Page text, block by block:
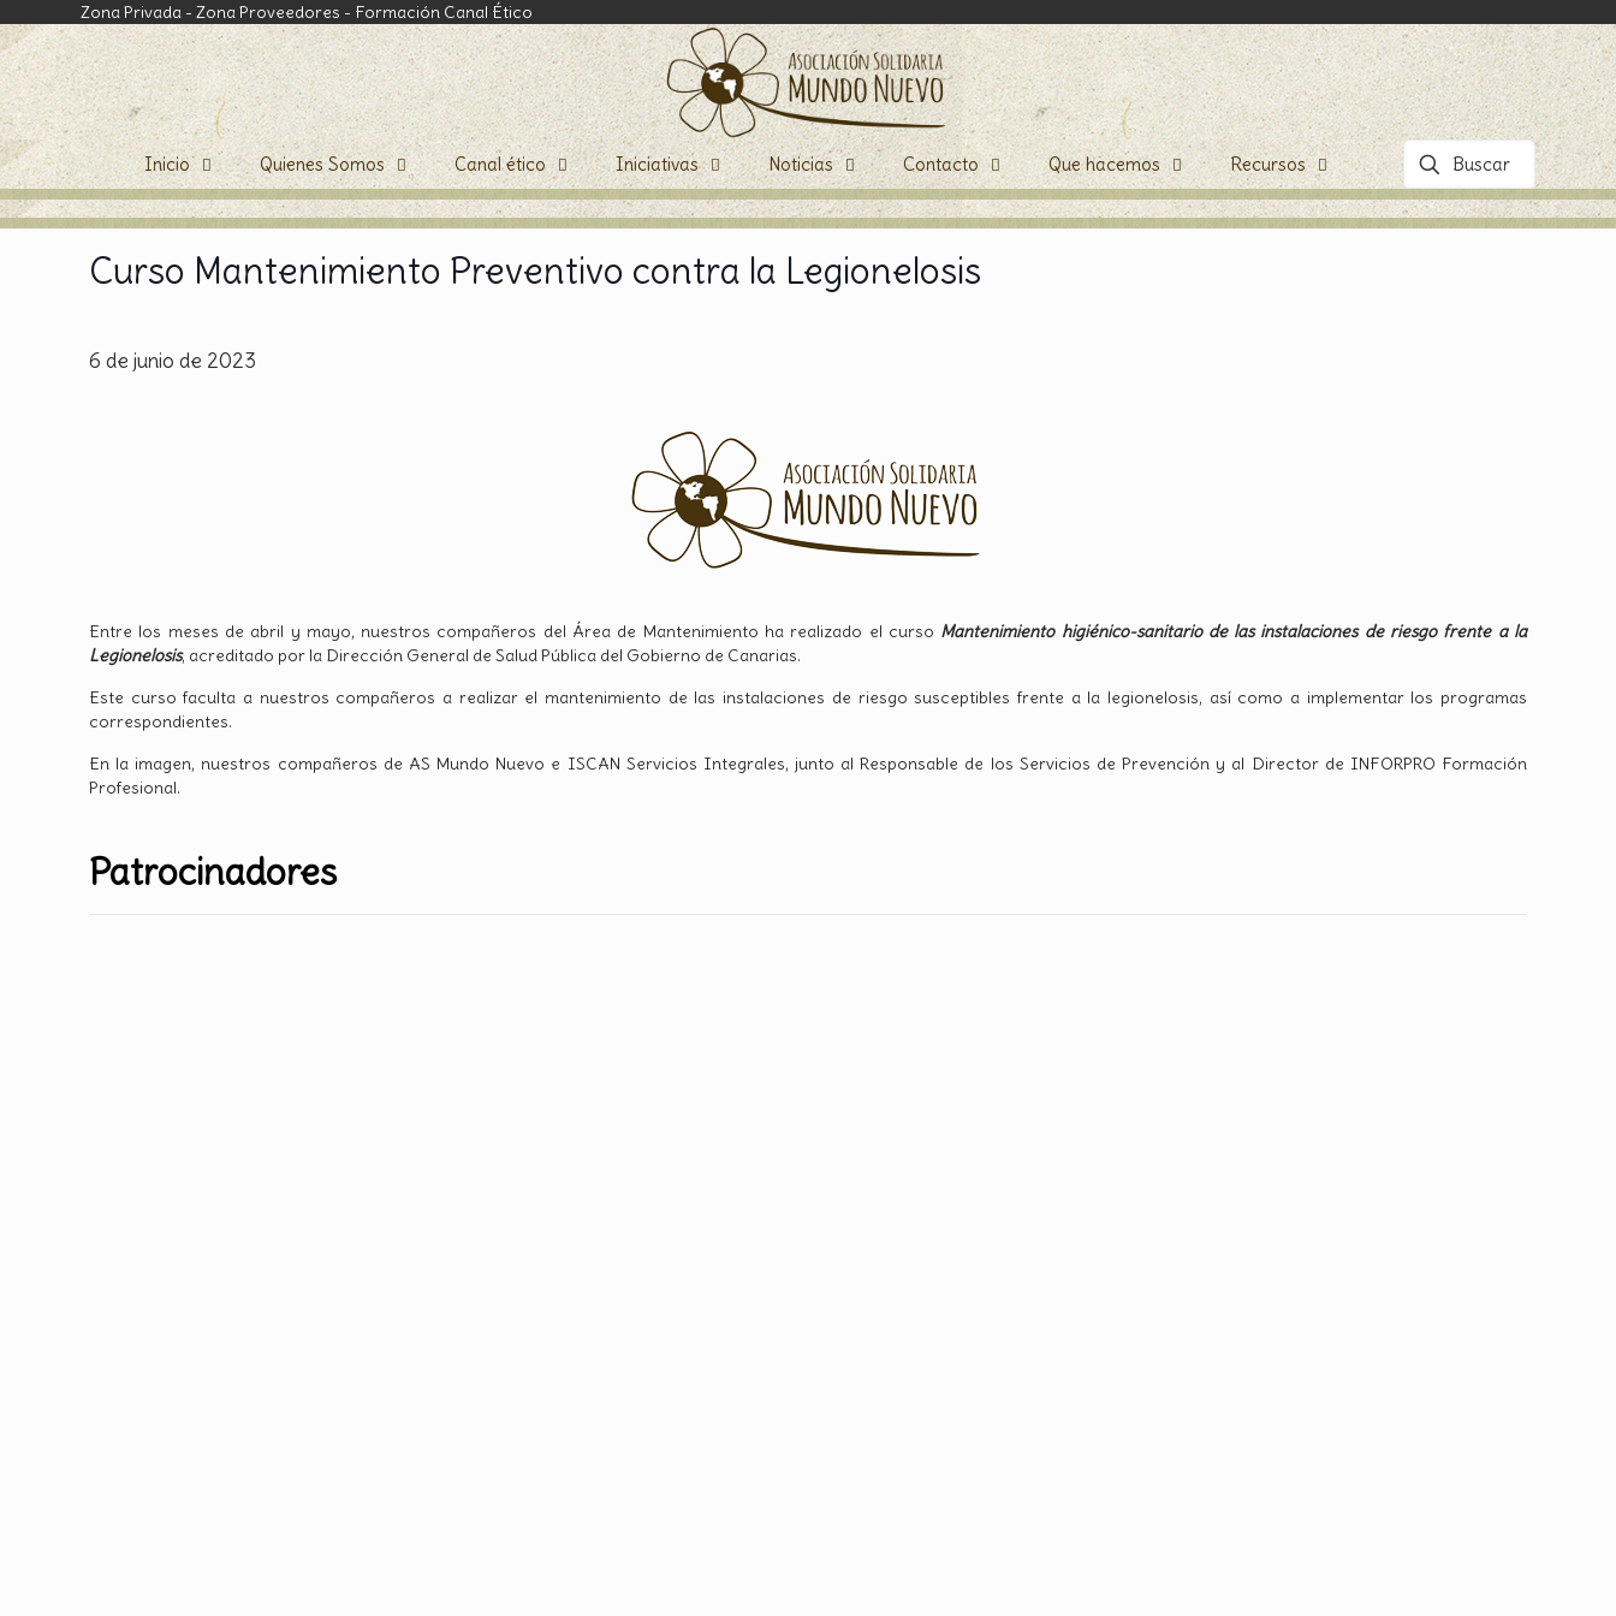
Zona Privada - Zona Proveedores - Formación Canal Ético
Inicio Quienes Somos Canal ético Iniciativas Noticias Contacto Que hacemos Recursos
Curso Mantenimiento Preventivo contra la Legionelosis
6 de junio de 2023
Entre los meses de abril y mayo, nuestros compañeros del Área de Mantenimiento ha realizado el curso Mantenimiento higiénico-sanitario de las instalaciones de riesgo frente a la
Legionelosis, acreditado por la Dirección General de Salud Pública del Gobierno de Canarias.
Este curso faculta a nuestros compañeros a realizar el mantenimiento de las instalaciones de riesgo susceptibles frente a la legionelosis, así como a implementar los programas
correspondientes.
En la imagen, nuestros compañeros de AS Mundo Nuevo e ISCAN Servicios Integrales, junto al Responsable de los Servicios de Prevención y al Director de INFORPRO Formación
Profesional.
Patrocinadores